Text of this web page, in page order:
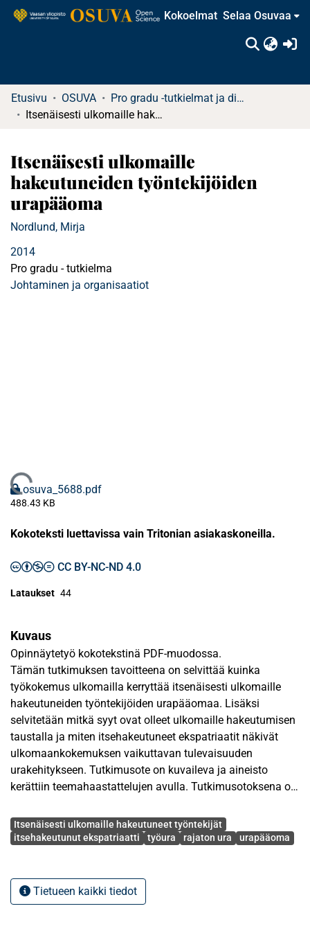
Kokoelmat Selaa Osuvaa
Etusivu OSUVA
Pro gradu -tutkielmat ja diplomityöt (rajattu saatavuus)
Itsenäisesti ulkomaille hakeutuneiden työntekijöiden urapääoma
Itsenäisesti ulkomaille
hakeutuneiden työntekijöiden
urapääoma
Nordlund, Mirja
2014
Pro gradu - tutkielma
Johtaminen ja organisaatiot
Ladataan...osuva_5688.pdf
488.43 KB
Kokoteksti luettavissa vain Tritonian asiakaskoneilla.
CC BY-NC-ND 4.0
Lataukset 44
Kuvaus
Opinnäytetyö kokotekstinä PDF-muodossa.
Tämän tutkimuksen tavoitteena on selvittää kuinka
työkokemus ulkomailla kerryttää itsenäisesti ulkomaille
hakeutuneiden työntekijöiden urapääomaa. Lisäksi
selvitetään mitkä syyt ovat olleet ulkomaille hakeutumisen
taustalla ja miten itsehakeutuneet ekspatriaatit näkivät
ulkomaankokemuksen vaikuttavan tulevaisuuden
urakehitykseen. Tutkimusote on kuvaileva ja aineisto
kerättiin teemahaastattelujen avulla. Tutkimusotoksena oli
suomalaista työntekijää, jotka olivat parhaillaan
työskentelemässä ulkomaankohteessa tai jo palanneet
hakeutuneiden urapääoma kehittyi sen jokaisella osa-
alueella ulkomaakokemuksen seurauksena. Suurin
Avainsanat
Itsenäisesti ulkomaille hakeutuneet työntekijät
itsehakeutunut ekspatriaatti
työura rajaton ura urapääoma
Tietueen kaikki tiedot